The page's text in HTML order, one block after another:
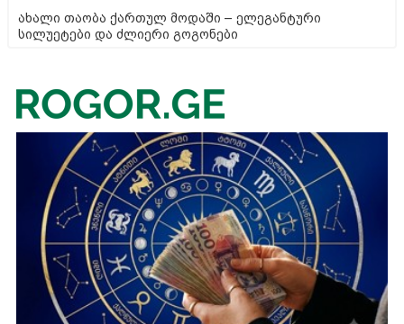
ახალი თაობა ქართულ მოდაში – ელეგანტური
სილუეტები და ძლიერი გოგონები